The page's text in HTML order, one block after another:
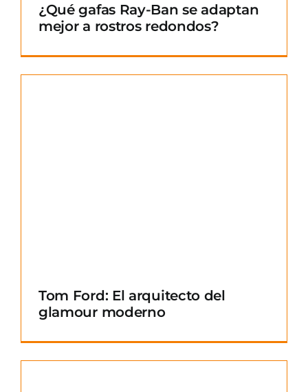
¿Qué gafas Ray-Ban se adaptan
mejor a rostros redondos?
Tom Ford: El arquitecto del
glamour moderno